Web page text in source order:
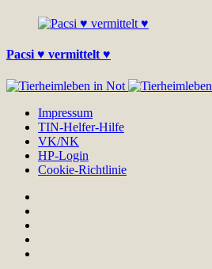
Pacsi ♥ vermittelt ♥
Impressum
TIN-Helfer-Hilfe
VK/NK
HP-Login
Cookie-Richtlinie